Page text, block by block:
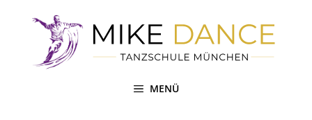
MENÜ